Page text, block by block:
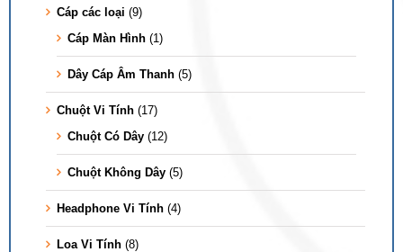
Cáp các loại (9)
Cáp Màn Hình (1)
Dây Cáp Âm Thanh (5)
Chuột Vi Tính (17)
Chuột Có Dây (12)
Chuột Không Dây (5)
Headphone Vi Tính (4)
Loa Vi Tính (8)